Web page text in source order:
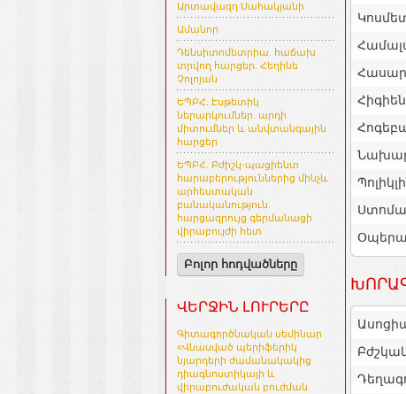
Արտավազդ Սահակյանի
Ամանոր
Դենսիտոմետրիա. հաճախ
տրվող հարցեր. Հեղինե
Չոլոյան
ԵՊԲՀ. Էսթետիկ
ներարկումներ. արդի
միտումներ և անվտանգային
հարցեր
ԵՊԲՀ. Բժիշկ-պացիենտ
հարաբերություններից մինչև
արհեստական
բանականություն.
հարցազրույց գերմանացի
վիրաբույժի հետ
Բոլոր հոդվածները
ՎԵՐՋԻՆ ԼՈՒՐԵՐԸ
Գիտագործնական սեմինար
«Վնասված պերիֆերիկ
նյարդերի ժամանակակից
դիագնոստիկայի և
վիրաբուժական բուժման